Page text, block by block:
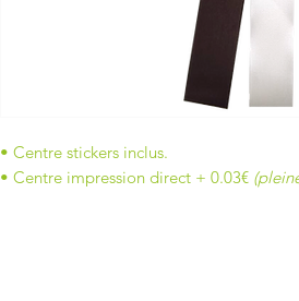
• Centre stickers inclus.
• Centre impression direct + 0.03€